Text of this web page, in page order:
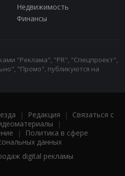
Недвижимость
Финансы
"Реклама", "PR", "Спецпроект",
"Промо", публикуются на
| Редакция | Связаться с
|
|
Политика в сфере
данных
digital рекламы